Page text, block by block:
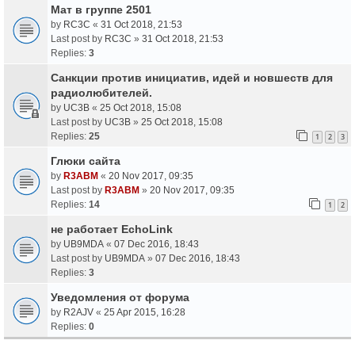
Мат в группе 2501
by RC3C « 31 Oct 2018, 21:53
Last post by RC3C » 31 Oct 2018, 21:53
Replies: 3
Санкции против инициатив, идей и новшеств для
радиолюбителей.
by UC3B « 25 Oct 2018, 15:08
Last post by UC3B » 25 Oct 2018, 15:08
Replies: 25 1 2 3
Глюки сайта
by R3ABM « 20 Nov 2017, 09:35
Last post by R3ABM » 20 Nov 2017, 09:35
Replies: 14 1 2
не работает EchoLink
by UB9MDA « 07 Dec 2016, 18:43
Last post by UB9MDA » 07 Dec 2016, 18:43
Replies: 3
Уведомления от форума
by R2AJV « 25 Apr 2015, 16:28
Replies: 0